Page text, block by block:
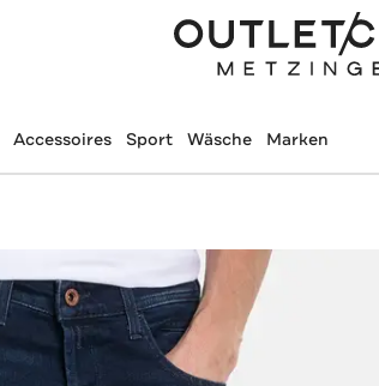
Accessoires Sport Wäsche Marken